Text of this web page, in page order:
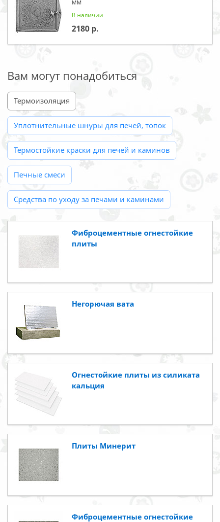
мм
В наличии
2180
Вам могут понадобиться
Термоизоляция
Уплотнительные шнуры для печей, топок
Термостойкие краски для печей и каминов
Печные смеси
Средства по уходу за печами и каминами
Фиброцементные огнестойкие
плиты
Негорючая вата
Огнестойкие плиты из силиката
кальция
Плиты Минерит
Фиброцементные огнестойкие